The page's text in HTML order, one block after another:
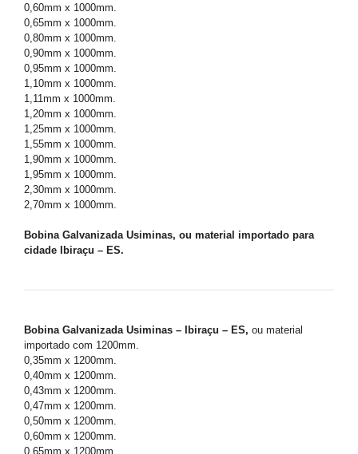
0,60mm x 1000mm.
0,65mm x 1000mm.
0,80mm x 1000mm.
0,90mm x 1000mm.
0,95mm x 1000mm.
1,10mm x 1000mm.
1,11mm x 1000mm.
1,20mm x 1000mm.
1,25mm x 1000mm.
1,55mm x 1000mm.
1,90mm x 1000mm.
1,95mm x 1000mm.
2,30mm x 1000mm.
2,70mm x 1000mm.
Bobina Galvanizada Usiminas, ou material importado para
cidade Ibiraçu – ES.
Bobina Galvanizada Usiminas – Ibiraçu – ES, ou material
importado com 1200mm.
0,35mm x 1200mm.
0,40mm x 1200mm.
0,43mm x 1200mm.
0,47mm x 1200mm.
0,50mm x 1200mm.
0,60mm x 1200mm.
0,65mm x 1200mm.